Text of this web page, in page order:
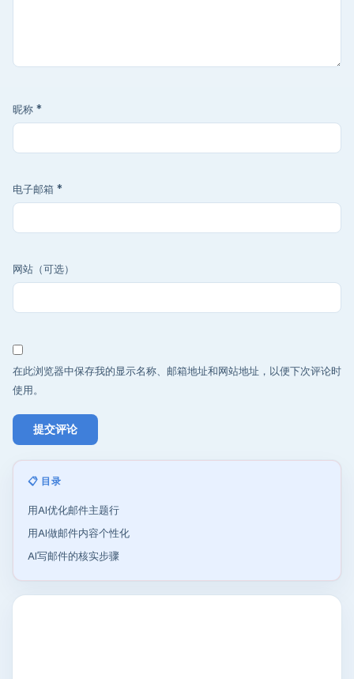
昵称 *
电子邮箱 *
网站（可选）
在此浏览器中保存我的显示名称、邮箱地址和网站地址，以便下次评论时
使用。
📋 目录
用AI优化邮件主题行
用AI做邮件内容个性化
AI写邮件的核实步骤